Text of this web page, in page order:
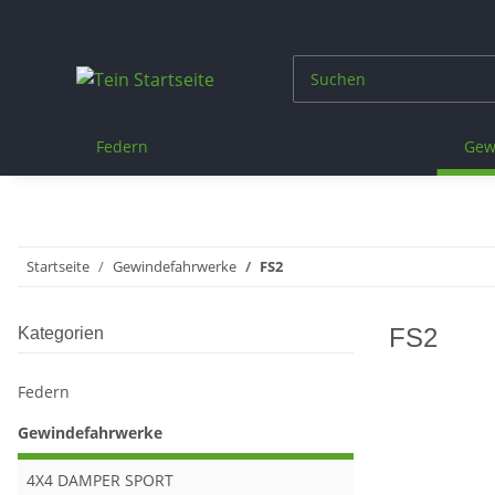
Federn
Startseite Gewindefahrwerke FS2
FS2
Kategorien
Federn
Gewindefahrwerke
4X4 DAMPER SPORT